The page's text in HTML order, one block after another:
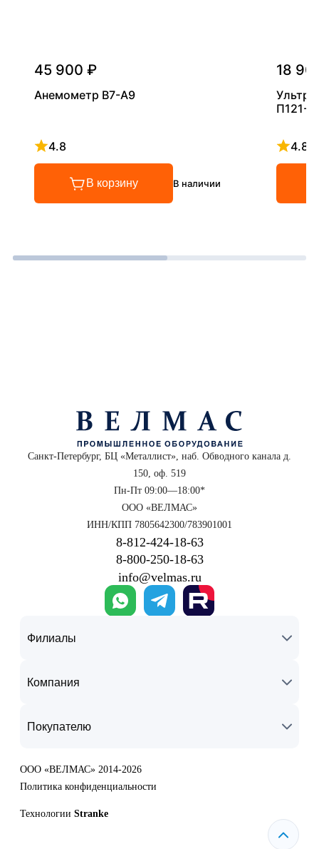
45 900 ₽
Анемометр В7-А9
4.8
Рейтинг 4.8 из 5
В корзину В наличии
18
П121-
4.8
Санкт-Петербург, БЦ «Металлист», наб. Обводного канала д.
150, оф. 519
Пн-Пт 09:00—18:00*
ООО «ВЕЛМАС»
ИНН/КПП 7805642300/783901001
8‑812‑424‑18‑63
8‑800‑250‑18‑63
info@velmas.ru
Филиалы
Компания
Покупателю
ООО «ВЕЛМАС» 2014-2026
Политика конфиденциальности
Технологии Stranke